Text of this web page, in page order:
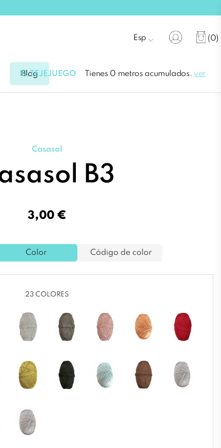
(0)
Esp
Blog
EL TEJEJUEGO Tienes 0 metros acumulados.ver
Casasol
B3
3,00 €
Color Código de color
23 COLORES